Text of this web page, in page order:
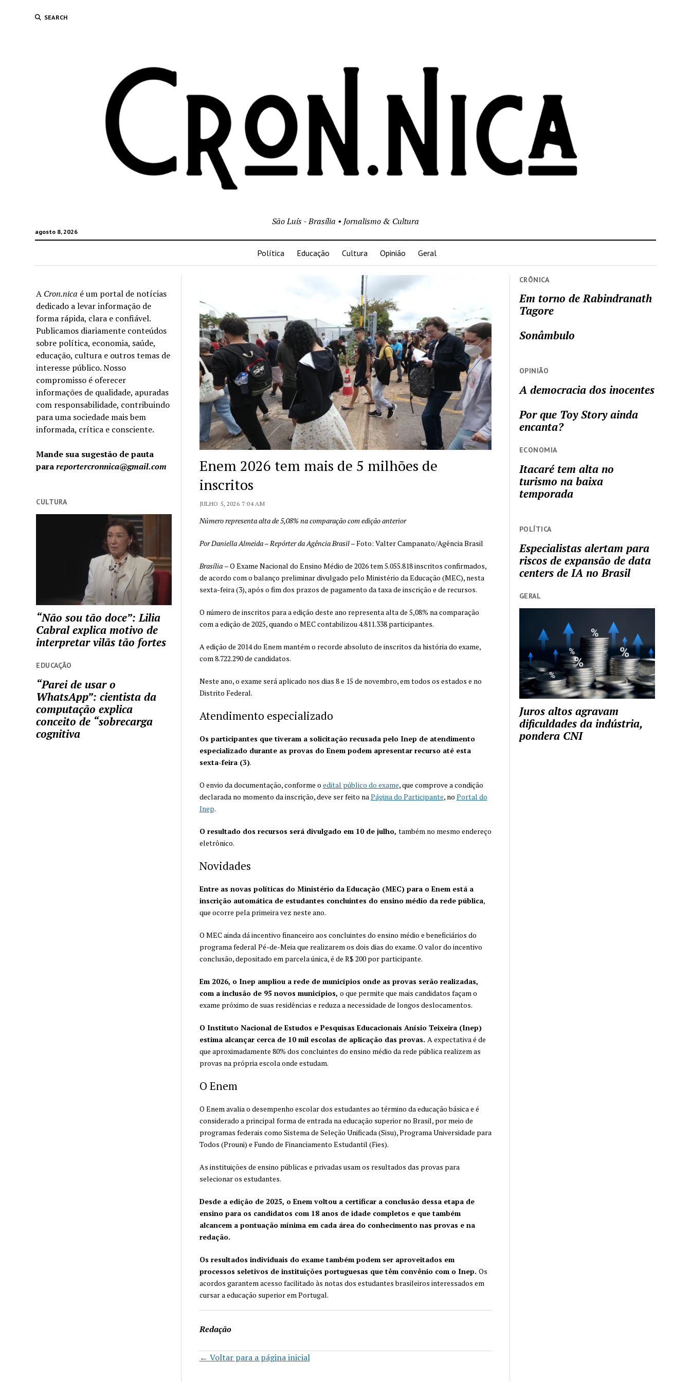
SEARCH
agosto 8, 2026
São Luís - Brasília • Jornalismo & Cultura
Política Educação Cultura Opinião Geral
A Cron.nica é um portal de notícias
dedicado a levar informação de
forma rápida, clara e confiável.
Publicamos diariamente conteúdos
sobre política, economia, saúde,
educação, cultura e outros temas de
interesse público. Nosso
compromisso é oferecer
informações de qualidade, apuradas
com responsabilidade, contribuindo
para uma sociedade mais bem
informada, crítica e consciente.
Mande sua sugestão de pauta
parareportercronnica@gmail.com
CULTURA
“Não sou tão doce”: Lilia
Cabral explica motivo de
interpretar vilãs tão fortes
EDUCAÇÃO
“Parei de usar o
WhatsApp”: cientista da
computação explica
conceito de “sobrecarga
cognitiva
Enem 2026 tem mais de 5 milhões de
inscritos
JULHO 5, 2026 7:04 AM
Número representa alta de 5,08% na comparação com edição anterior
Por Daniella Almeida – Repórter da Agência Brasil– Foto: Valter Campanato/Agência Brasil
Brasília – O Exame Nacional do Ensino Médio de 2026 tem 5.055.818 inscritos confirmados,
de acordo com o balanço preliminar divulgado pelo Ministério da Educação (MEC), nesta
sexta-feira (3), após o fim dos prazos de pagamento da taxa de inscrição e de recursos.
O número de inscritos para a edição deste ano representa alta de 5,08% na comparação
com a edição de 2025, quando o MEC contabilizou 4.811.338 participantes.
A edição de 2014 do Enem mantém o recorde absoluto de inscritos da história do exame,
com 8.722.290 de candidatos.
Neste ano, o exame será aplicado nos dias 8 e 15 de novembro, em todos os estados e no
Distrito Federal.
Atendimento especializado
Os participantes que tiveram a solicitação recusada pelo Inep de atendimento
especializado durante as provas do Enem podem apresentar recurso até esta
sexta-feira (3).
O envio da documentação, conforme o edital público do exame, que comprove a condição
declarada no momento da inscrição, deve ser feito naPágina do Participante, no Portal do
Inep.
O resultado dos recursos será divulgado em 10 de julho, também no mesmo endereço
eletrônico.
Novidades
Entre as novas políticas do Ministério da Educação (MEC) para o Enem está a
inscrição automática de estudantes concluintes do ensino médio da rede pública,
que ocorre pela primeira vez neste ano.
O MEC ainda dá incentivo financeiro aos concluintes do ensino médio e beneficiários do
programa federal Pé-de-Meia que realizarem os dois dias do exame. O valor do incentivo
conclusão, depositado em parcela única, é de R$ 200 por participante.
Em 2026, o Inep ampliou a rede de municípios onde as provas serão realizadas,
com a inclusão de 95 novos municípios, o que permite que mais candidatos façam o
exame próximo de suas residências e reduza a necessidade de longos deslocamentos.
O Instituto Nacional de Estudos e Pesquisas Educacionais Anísio Teixeira (Inep)
estima alcançar cerca de 10 mil escolas de aplicação das provas. A expectativa é de
que aproximadamente 80% dos concluintes do ensino médio da rede pública realizem as
provas na própria escola onde estudam.
O Enem
O Enem avalia o desempenho escolar dos estudantes ao término da educação básica e é
considerado a principal forma de entrada na educação superior no Brasil, por meio de
programas federais como Sistema de Seleção Unificada (Sisu), Programa Universidade para
Todos (Prouni) e Fundo de Financiamento Estudantil (Fies).
As instituições de ensino públicas e privadas usam os resultados das provas para
selecionar os estudantes.
Desde a edição de 2025, o Enem voltou a certificar a conclusão dessa etapa de
ensino para os candidatos com 18 anos de idade completos e que também
alcancem a pontuação mínima em cada área do conhecimento nas provas e na
redação.
Os resultados individuais do exame também podem ser aproveitados em
processos seletivos de instituições portuguesas que têm convênio com o Inep. Os
acordos garantem acesso facilitado às notas dos estudantes brasileiros interessados em
cursar a educação superior em Portugal.
Redação
← Voltar para a página inicial
CRÔNICA
Em torno de Rabindranath
Tagore
Sonâmbulo
OPINIÃO
A democracia dos inocentes
Por que Toy Story ainda
encanta?
ECONOMIA
Itacaré tem alta no
turismo na baixa
temporada
POLÍTICA
Especialistas alertam para
riscos de expansão de data
centers de IA no Brasil
GERAL
Juros altos agravam
dificuldades da indústria,
pondera CNI